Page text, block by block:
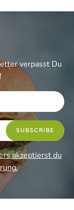
verpasst Du
akzeptierst du